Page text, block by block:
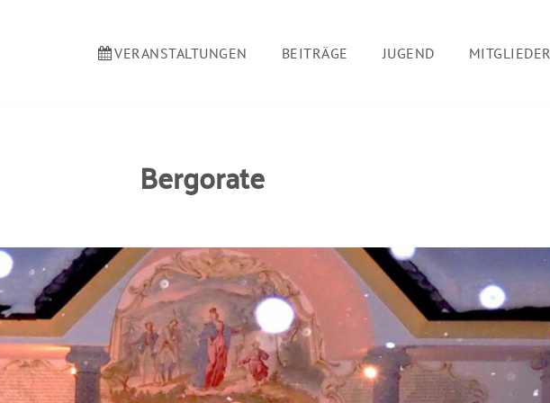
VERANSTALTUNGEN BEITRÄGE JUGEND MITGLIEDER
Bergorate